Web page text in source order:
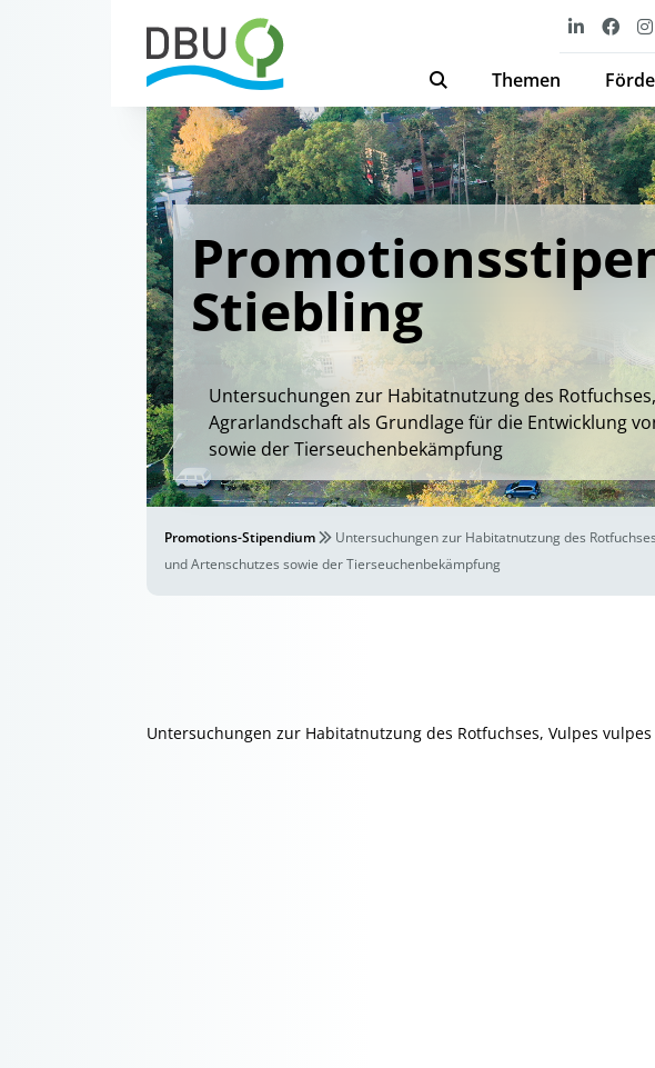
Themen
Stiebling
Untersuchungen zur Habitatnutzung des
Agrarlandschaft als Grundlage für die Entwicklung
sowie der Tierseuchenbekämpfung
Promotions-Stipendium
Untersuchungen zur Habitatnutzung des
und Artenschutzes sowie der Tierseuchenbekämpfung
Untersuchungen zur Habitatnutzung des Rotfuchses, Vulpes